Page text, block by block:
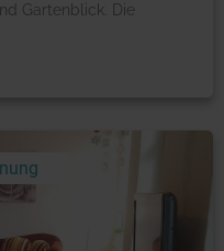
Gartenblick. Die